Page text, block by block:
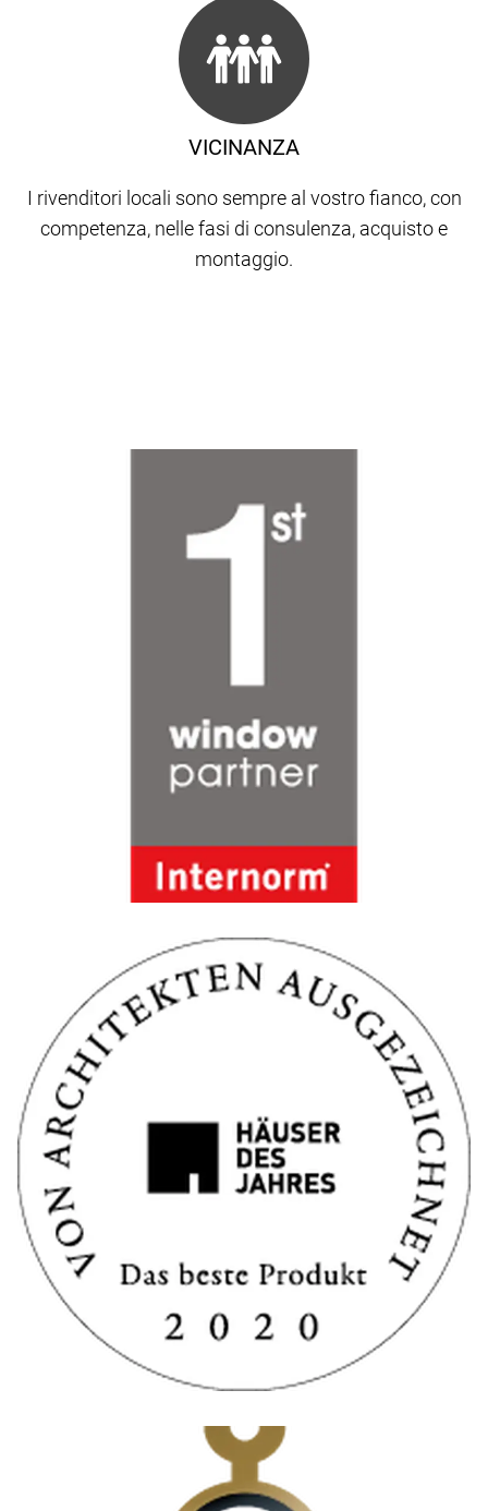
VICINANZA
I rivenditori locali sono sempre al vostro fianco, con
competenza, nelle fasi di consulenza, acquisto e
montaggio.